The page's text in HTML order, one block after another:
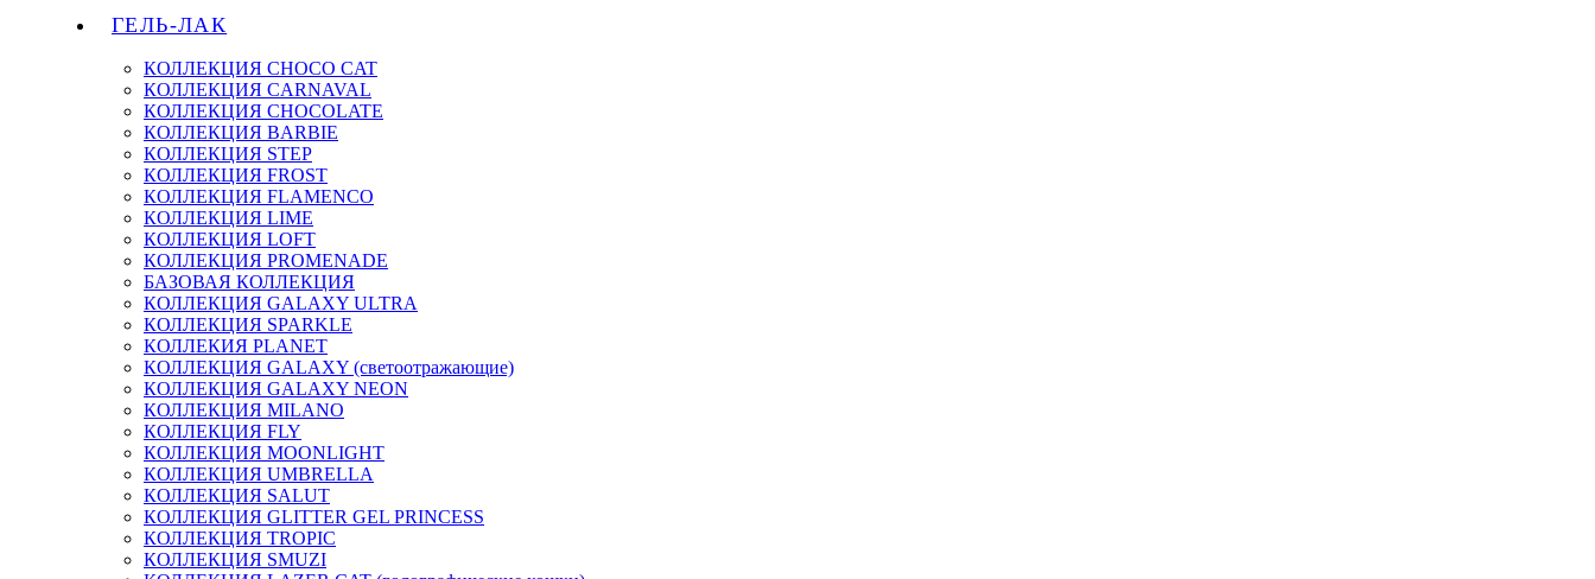
ГЕЛЬ-ЛАК
КОЛЛЕКЦИЯ CHOCO CAT
КОЛЛЕКЦИЯ CARNAVAL
КОЛЛЕКЦИЯ CHOCOLATE
КОЛЛЕКЦИЯ BARBIE
КОЛЛЕКЦИЯ STEP
КОЛЛЕКЦИЯ FROST
КОЛЛЕКЦИЯ FLAMENCO
КОЛЛЕКЦИЯ LIME
КОЛЛЕКЦИЯ LOFT
КОЛЛЕКЦИЯ PROMENADE
БАЗОВАЯ КОЛЛЕКЦИЯ
КОЛЛЕКЦИЯ GALAXY ULTRA
КОЛЛЕКЦИЯ SPARKLE
КОЛЛЕКИЯ PLANET
КОЛЛЕКЦИЯ GALAXY (светоотражающие)
КОЛЛЕКЦИЯ GALAXY NEON
КОЛЛЕКЦИЯ MILANO
КОЛЛЕКЦИЯ FLY
КОЛЛЕКЦИЯ MOONLIGHT
КОЛЛЕКЦИЯ UMBRELLA
КОЛЛЕКЦИЯ SALUT
КОЛЛЕКЦИЯ GLITTER GEL PRINCESS
КОЛЛЕКЦИЯ TROPIC
КОЛЛЕКЦИЯ SMUZI